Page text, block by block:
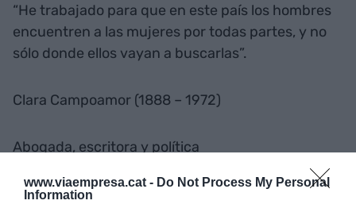
www.viaempresa.cat - Do Not Process My Personal
Information
“He trabajado para que en este país los hombres
encuentren a las mujeres por todas partes, y no
sólo donde ellos vayan a buscarlas”.
Clara Campoamor (1888 – 1972)
Abogada, escritora y política
7 de abril: el espacio público es zona de riesgo